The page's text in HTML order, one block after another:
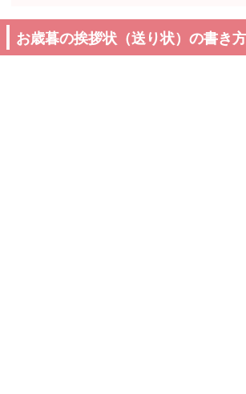
お歳暮の挨拶状（送り状）の書き